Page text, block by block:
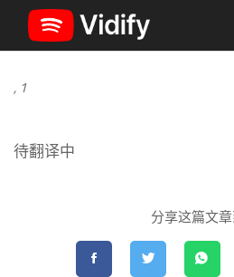
GO BACK
, 1
待翻译中
分享这篇文章